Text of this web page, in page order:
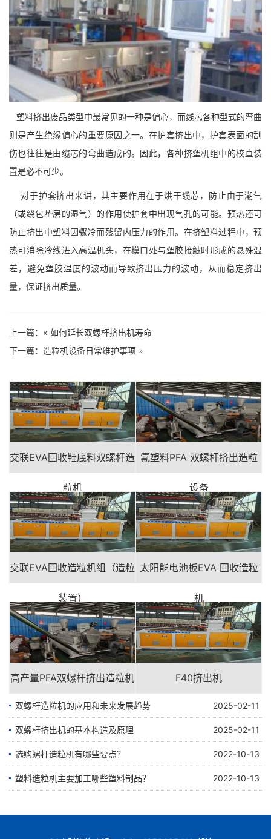
塑料挤出废品类型中最常见的一种是偏心，而线芯各种型式的弯曲
则是产生绝缘偏心的重要原因之一。在护套挤出中，护套表面的刮
伤也往往是由缆芯的弯曲造成的。因此，各种挤塑机组中的校直装
置是必不可少。
对于护套挤出来讲，其主要作用在于烘干缆芯，防止由于潮气
（或绕包垫层的湿气）的作用使护套中出现气孔的可能。预热还可
防止挤出中塑料因骤冷而残留内压力的作用。在挤塑料过程中，预
热可消除冷线进入高温机头，在模口处与塑胶接触时形成的悬殊温
差，避免塑胶温度的波动而导致挤出压力的波动，从而稳定挤出
量，保证挤出质量。
上一篇：« 如何延长双螺杆挤出机寿命
下一篇： 造粒机设备日常维护事项 »
交联EVA回收鞋底料双螺杆造
粒机
氟塑料PFA 双螺杆挤出造粒
设备
交联EVA回收造粒机组（造粒
装置）
太阳能电池板EVA 回收造粒
机
高产量PFA双螺杆挤出造粒机 F40挤出机
双螺杆造粒机的应用和未来发展趋势 2025-02-11
双螺杆挤出机的基本构造及原理 2025-02-11
选购螺杆造粒机有哪些要点？ 2022-10-13
塑料造粒机主要加工哪些塑料制品？ 2022-10-13